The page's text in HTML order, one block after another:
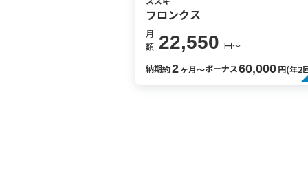
フロンクス
月
額 22,550 円〜
納期約2ヶ月〜ボーナス60,000円(年2